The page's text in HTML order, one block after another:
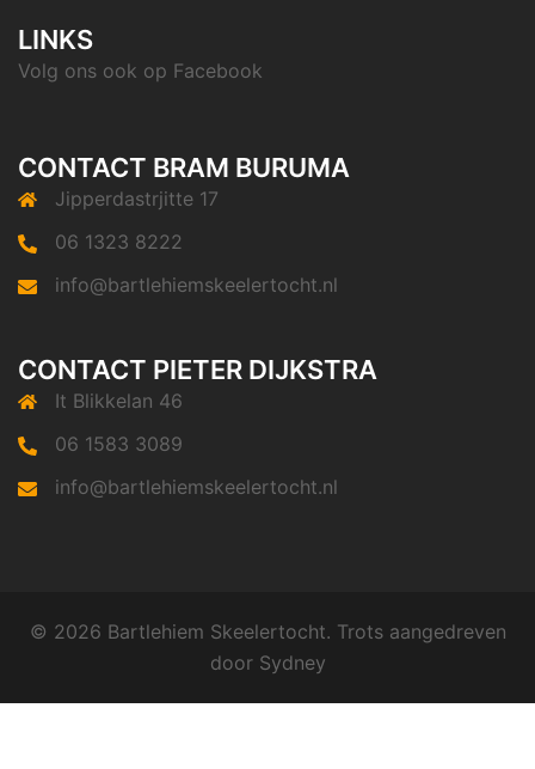
LINKS
Volg ons ook op Facebook
CONTACT BRAM BURUMA
Jipperdastrjitte 17
06 1323 8222
info@bartlehiemskeelertocht.nl
CONTACT PIETER DIJKSTRA
It Blikkelan 46
06 1583 3089
info@bartlehiemskeelertocht.nl
© 2026 Bartlehiem Skeelertocht. Trots aangedreven
door Sydney